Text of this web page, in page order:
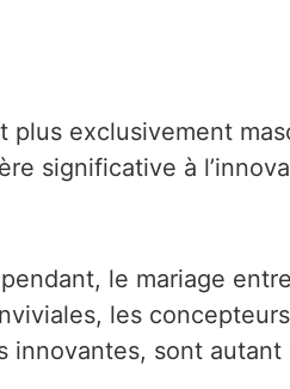
exclusivement
significative à
le mariage
les
sont autant